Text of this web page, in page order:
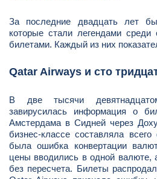
За последние двадцать лет
которые стали легендами
билетами. Каждый из них
Qatar Airways и сто
В две тысячи
завирусилась информация о
Амстердама в Сидней через
бизнес-классе составляла
была ошибка конвертации
цены вводились в одной валюте,
без пересчета. Билеты